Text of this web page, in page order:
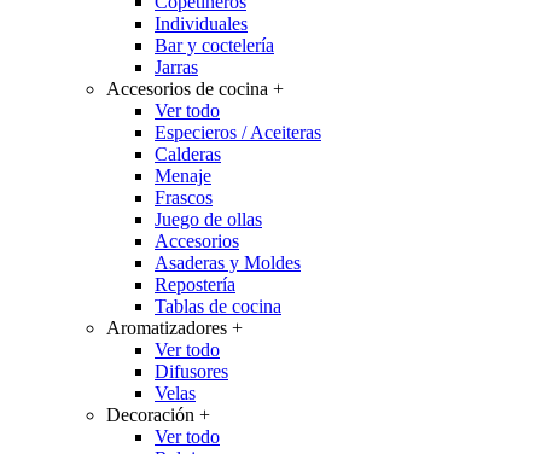
Individuales
Bar y coctelería
Jarras
Accesorios de cocina +
Ver todo
Especieros / Aceiteras
Calderas
Menaje
Frascos
Juego de ollas
Accesorios
Asaderas y Moldes
Repostería
Tablas de cocina
Aromatizadores +
Ver todo
Difusores
Velas
Decoración +
Ver todo